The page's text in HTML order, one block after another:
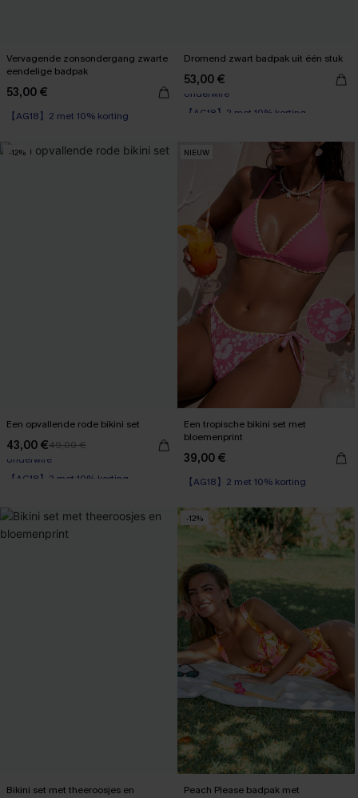
Vervagende zonsondergang zwarte
eendelige badpak
53,00 €
【AG18】2 met 10% korting
Dromend zwart badpak uit één stuk
53,00 €
【AG18】2 met 10% korting
-12%
Een opvallende rode bikini set
43,00 €49,00 €
【AG18】2 met 10% korting
NIEUW
Een tropische bikini set met
bloemenprint
39,00 €
【AG18】2 met 10% korting
Bikini set met theeroosjes en
-12%
Peach Please badpak met